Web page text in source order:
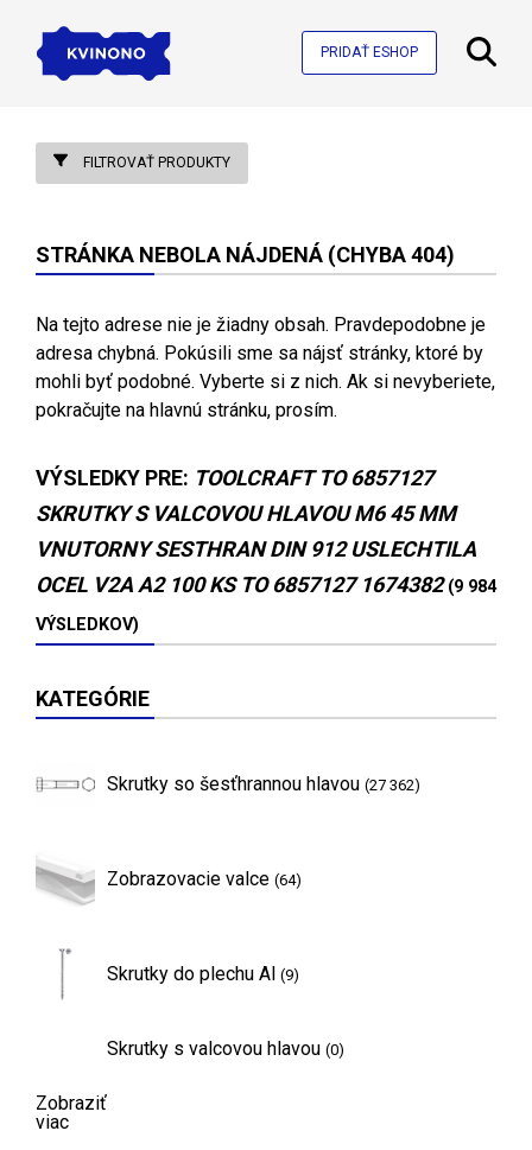
PRIDAŤ ESHOP
FILTROVAŤ PRODUKTY
STRÁNKA NEBOLA NÁJDENÁ (CHYBA 404)
Na tejto adrese nie je žiadny obsah. Pravdepodobne je
adresa chybná. Pokúsili sme sa nájsť stránky, ktoré by
mohli byť podobné. Vyberte si z nich. Ak si nevyberiete,
pokračujte na hlavnú stránku, prosím.
VÝSLEDKY PRE: TOOLCRAFT TO 6857127
SKRUTKY S VALCOVOU HLAVOU M6 45 MM
VNUTORNY SESTHRAN DIN 912 USLECHTILA
OCEL V2A A2 100 KS TO 6857127 1674382 (9 984
VÝSLEDKOV)
KATEGÓRIE
Skrutky so šesťhrannou hlavou (27 362)
Zobrazovacie valce (64)
Skrutky do plechu Al (9)
Skrutky s valcovou hlavou (0)
Zobraziť
viac